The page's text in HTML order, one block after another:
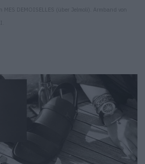
MES DEMOISELLES (über Jelmoli). Armband von